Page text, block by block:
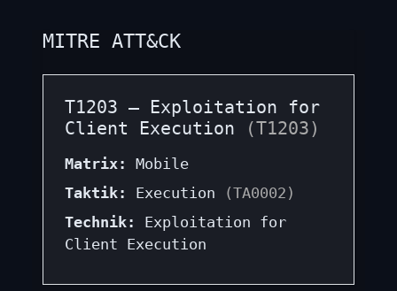
MITRE ATT&CK
T1203 – Exploitation for
Client Execution
(T1203)
Matrix:
Mobile
Taktik:
Execution
(TA0002)
Technik:
Exploitation for
Client Execution